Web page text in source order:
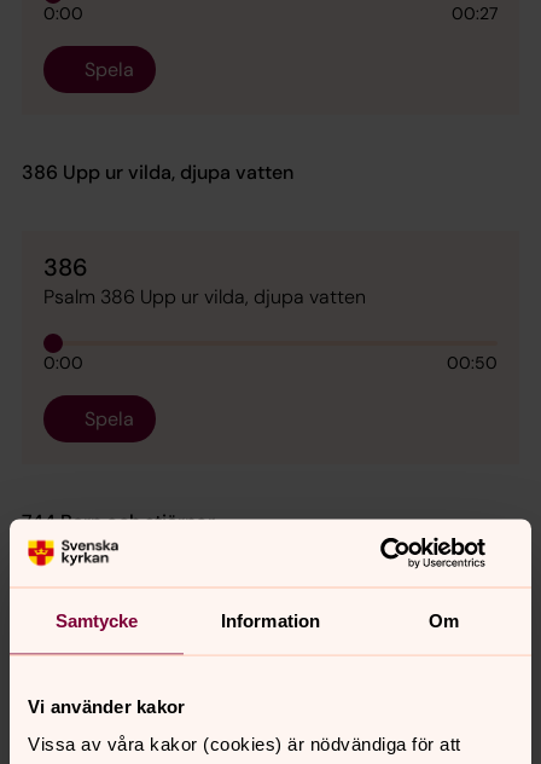
Samtycke Information Om
Vi använder kakor
Vissa av våra kakor (cookies) är nödvändiga för att
0:00 00:27
Spela
386 Upp ur vilda, djupa vatten
386
Psalm 386 Upp ur vilda, djupa vatten
0:00 00:50
Spela
744 Barn och stjärnor
744
0:00